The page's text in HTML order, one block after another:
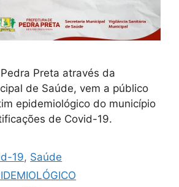
Preta através da
de Saúde, vem a público
epidemiológico do município
de Covid-19.
19, Saúde